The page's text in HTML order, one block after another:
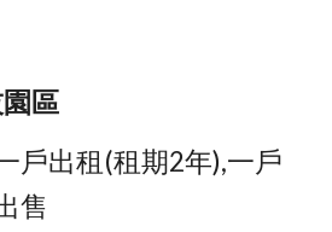
區
戶出租(租期2年),一戶
售